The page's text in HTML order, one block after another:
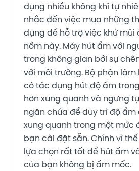
dụng nhiều không khí tự
nhắc đến việc mua những
dụng để hỗ trợ việc khử
nồm này. Máy hút ẩm với
trong không gian bởi sự
với môi trường. Bộ phận
có tác dụng hút độ ẩm
hơn xung quanh và ngưng
ngăn chứa để duy trì độ ẩm
xung quanh trong một mức
bạn cài đặt sẵn. Chính vì
lựa chọn rất tốt để hút ẩm
của bạn không bị ẩm mốc.